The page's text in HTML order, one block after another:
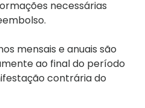
necessárias
mensais e anuais são
ao final do período
contrária do